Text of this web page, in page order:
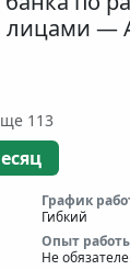
лицами —
113
График
Гибкий
Опыт
Не